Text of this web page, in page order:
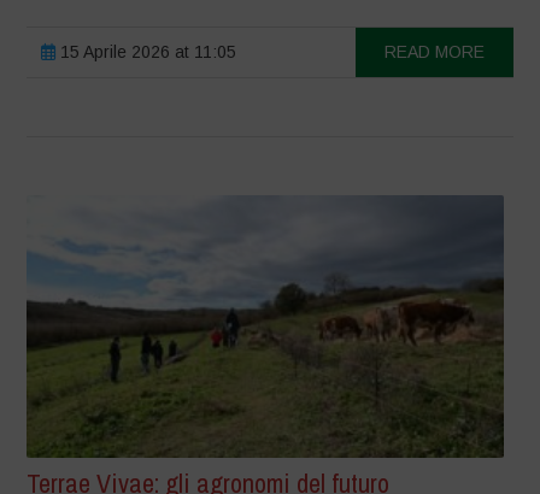
15 Aprile 2026 at 11:05 READ MORE
Terrae Vivae: gli agronomi del futuro